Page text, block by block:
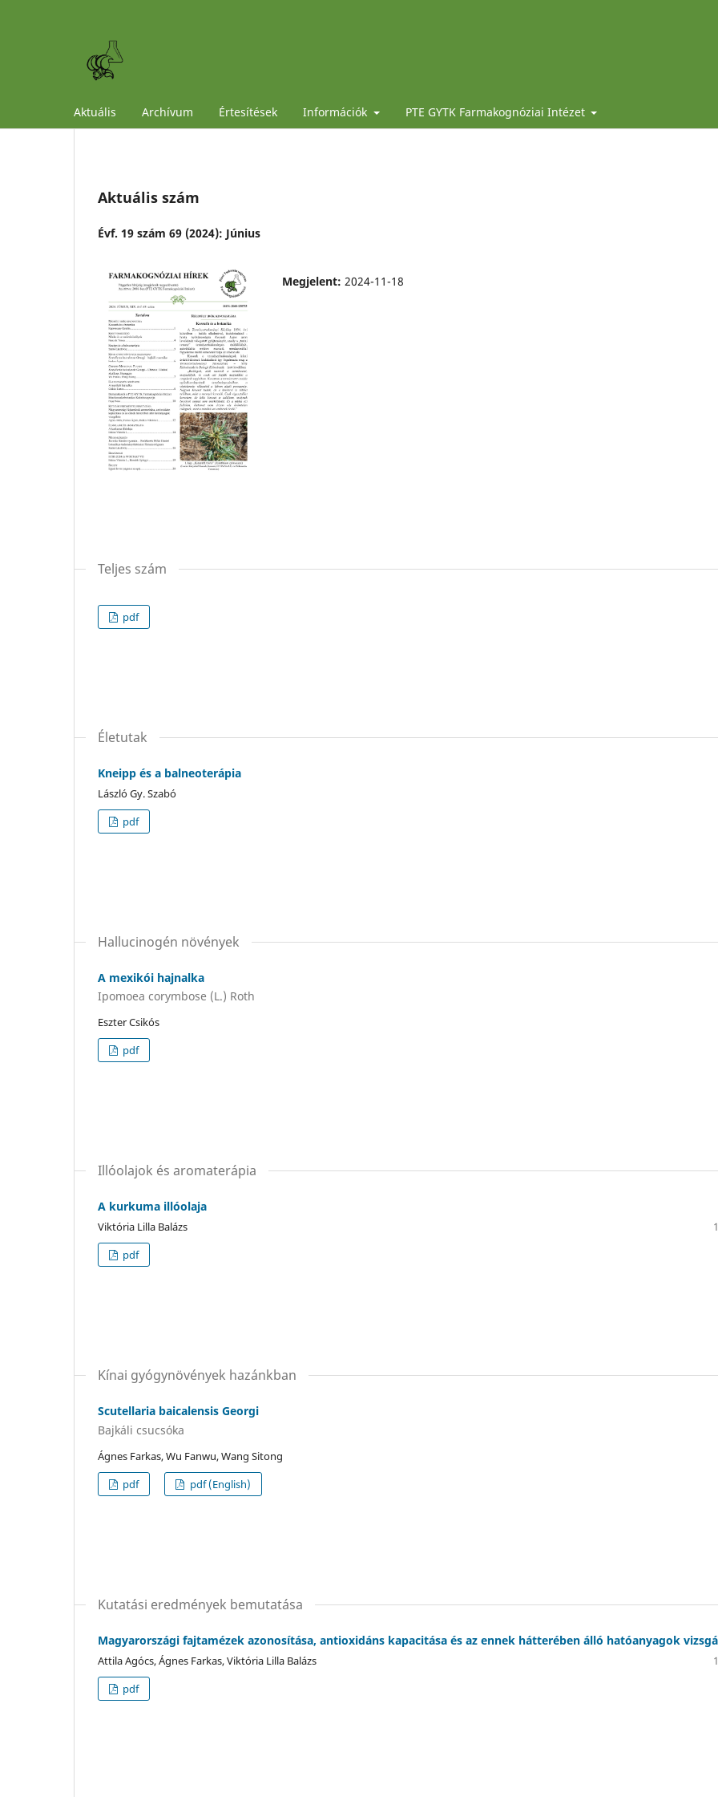
Aktuális Archívum Értesítések Információk PTE GYTK Farmakognóziai Intézet
Aktuális szám
Évf. 19 szám 69 (2024): Június
Megjelent: 2024-11-18
Teljes szám
pdf
Életutak
Kneipp és a balneoterápia
László Gy. Szabó
pdf
Hallucinogén növények
A mexikói hajnalka
Ipomoea corymbose (L.) Roth
Eszter Csikós
pdf
Illóolajok és aromaterápia
A kurkuma illóolaja
Viktória Lilla Balázs
pdf
Kínai gyógynövények hazánkban
Scutellaria baicalensis Georgi
Bajkáli csucsóka
Ágnes Farkas, Wu Fanwu, Wang Sitong
pdf
pdf (English)
Kutatási eredmények bemutatása
Magyarországi fajtamézek azonosítása, antioxidáns kapacitása és az ennek hátterében álló hatóanyagok
Attila Agócs, Ágnes Farkas, Viktória Lilla Balázs
pdf